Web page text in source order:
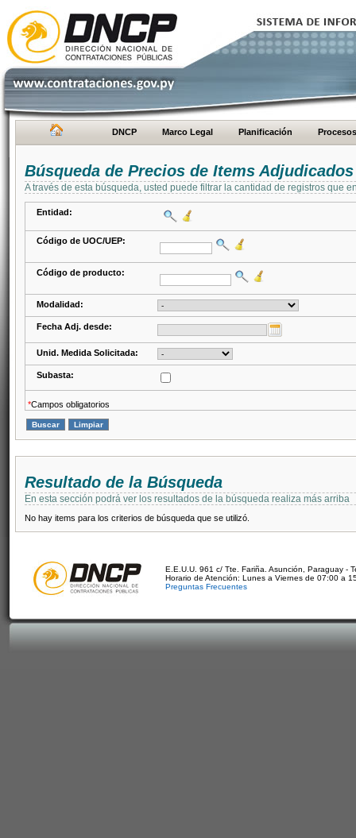
DNCP Marco Legal Planificación Procesos
Búsqueda de Precios de Items Adjudicados
A través de esta búsqueda, usted puede filtrar la cantidad de registros que
Entidad:
Código de UOC/UEP:
Código de producto:
Modalidad:
Fecha Adj. desde:
Unid. Medida Solicitada:
Subasta:
*Campos obligatorios
Resultado de la Búsqueda
En esta sección podrá ver los resultados de la búsqueda realiza más arriba
No hay items para los criterios de búsqueda que se utilizó.
E.E.U.U. 961 c/ Tte. Fariña. Asunción, Paraguay -
Horario de Atención: Lunes a Viernes de 07:00 a
Preguntas Frecuentes